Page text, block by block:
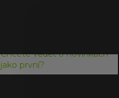
Chcete vědět o novinkách
jako první?